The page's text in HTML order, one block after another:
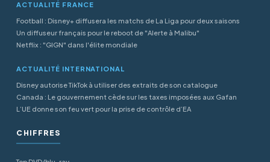
ACTUALITÉ FRANCE
Football : Disney+ diffusera les matchs de La Liga pour deux saisons
Un diffuseur français pour le reboot de "Alerte à Malibu"
Netflix : "GIGN" dans l'élite mondiale
ACTUALITÉ INTERNATIONAL
Disney autorise TikTok à utiliser des extraits de son catalogue
Canada : Le gouvernement cède sur les taxes imposées aux Gafan
L’UE donne son feu vert pour la prise de contrôle d’EA
CHIFFRES